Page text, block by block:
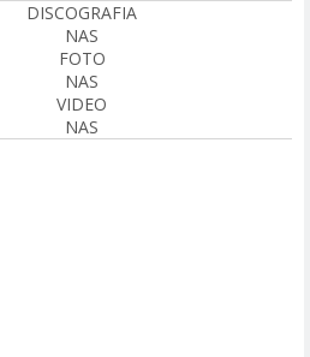
DISCOGRAFIA
NAS
FOTO
NAS
VIDEO
NAS